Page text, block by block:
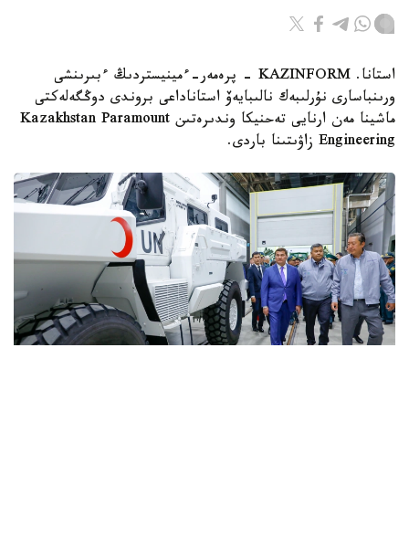
استانا. KAZINFORM - پرەمەر-ءمينيستردىڭ ءبىرىنشى
ورىنباسارى نۇرلىبەك نالىبايەۆ استاناداعى بروندى دوڭگەلەكتى
ماشينا مەن ارنايى تەحنيكا وندىرەتىن Kazakhstan Paramount
Engineering زاۋىتىنا باردى.